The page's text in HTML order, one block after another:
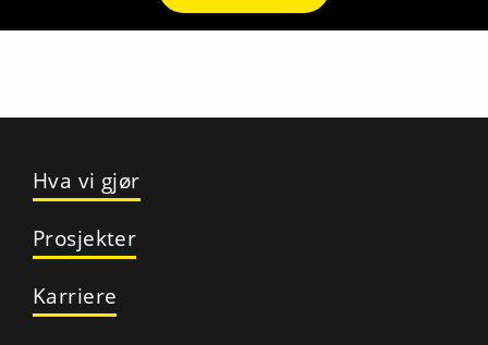
Hva vi gjør
Prosjekter
Karriere